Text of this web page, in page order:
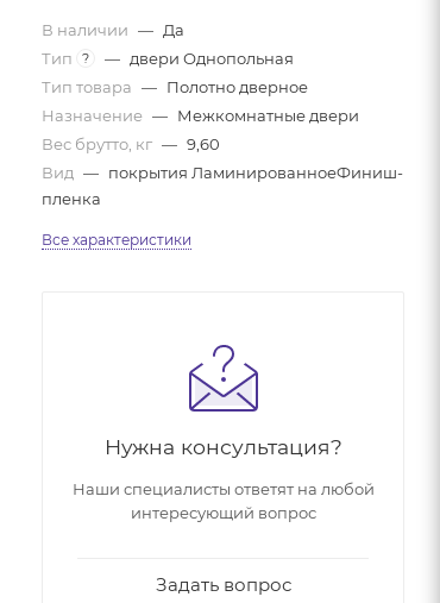
В наличии — Да
Тип
? — двери Однопольная
Тип товара — Полотно дверное
Назначение — Межкомнатные двери
Вес брутто, кг — 9,60
Вид — покрытия ЛаминированноеФиниш-
пленка
Все характеристики
Нужна консультация?
Наши специалисты ответят на любой
интересующий вопрос
Задать вопрос